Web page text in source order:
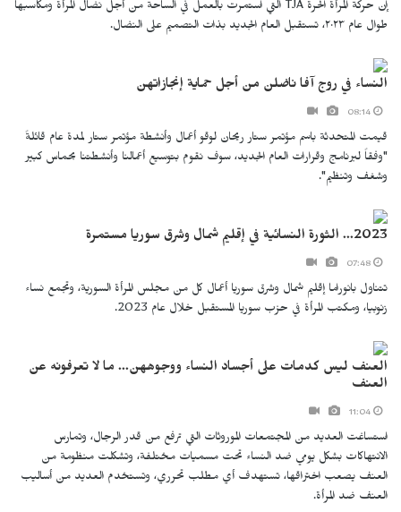
إن حركة المرأة الحرة TJA التي استمرت بالعمل في الساحة من أجل نضال المرأة ومكاسبها
طوال عام ٢٠٢٣، تستقبل العام الجديد بذات التصميم على النضال.
النساء في روج آفا ناضلن من أجل حماية إنجازاتهن
قيمت المتحدثة باسم مؤتمر ستار ريحان لوقو أعمال وأنشطة مؤتمر ستار لمدة عام قائلةً
"وفقاً لبرنامج وقرارات العام الجديد، سوف نقوم بتوسيع أعمالنا وأنشطتنا بحماس كبير
وشغف وتنظيم".
2023... الثورة النسائية في إقليم شمال وشرق سوريا مستمرة
تتناول بانوراما إقليم شمال وشرق سوريا أعمال كل من مجلس المرأة السورية، وتجمع نساء
زنوبيا، ومكتب المرأة في حزب سوريا المستقبل خلال عام 2023.
العنف ليس كدمات على أجساد النساء ووجوههن... ما لا تعرفونه عن
العنف
استساغت العديد من المجتمعات الموروثات التي ترفع من قدر الرجال، وتمارس
الانتهاكات بشكل يومي ضد النساء تحت مسميات مختلفة، وتشكلت منظومة من
العنف يصعب اختراقها، تستهدف أي مطلب تحرري، وتستخدم العديد من أساليب
العنف ضد المرأة.